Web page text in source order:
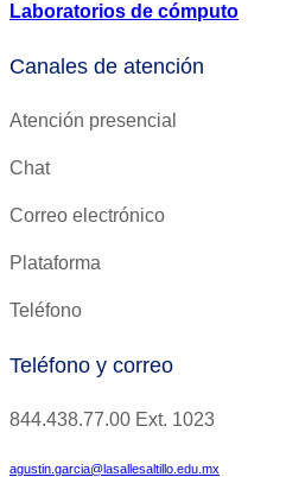
Laboratorios de cómputo
Canales de atención
Atención presencial
Chat
Correo electrónico
Plataforma
Teléfono
Teléfono y correo
844.438.77.00 Ext. 1023
agustin.garcia@lasallesaltillo.edu.mx